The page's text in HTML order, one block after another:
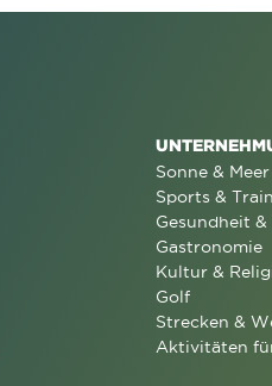
Sonne & Meer
Sports &
Gesundheit
Gastronomie
Kultur &
Golf
Strecken &
Aktivitäten